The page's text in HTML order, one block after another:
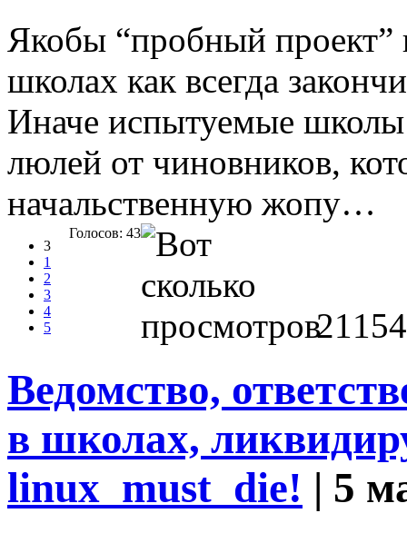
Якобы “пробный
школах как всегда
Иначе испытуемые школы
люлей от чиновников,
начальственную жопу…
3
1
2
3
4
5
Голосов: 43
21154
Ведомство,
в школах,
linux_must_die! | 5